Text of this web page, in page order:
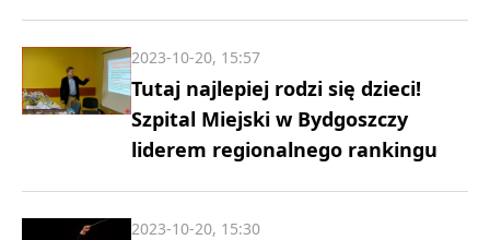
Tutaj najlepiej rodzi się dzieci!
Szpital Miejski w Bydgoszczy
liderem regionalnego rankingu
2023-10-20, 15:57
2023-10-20, 15:30